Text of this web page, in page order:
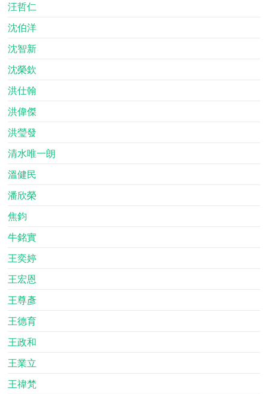
汪哲仁
沈伯洋
沈智新
沈榮欽
洪仕翰
洪偉傑
洪瑩發
清水唯一朗
溫健民
潘欣榮
焦鈞
牛銘實
王奕婷
王宏恩
王尊彥
王德育
王政和
王業立
王禕梵